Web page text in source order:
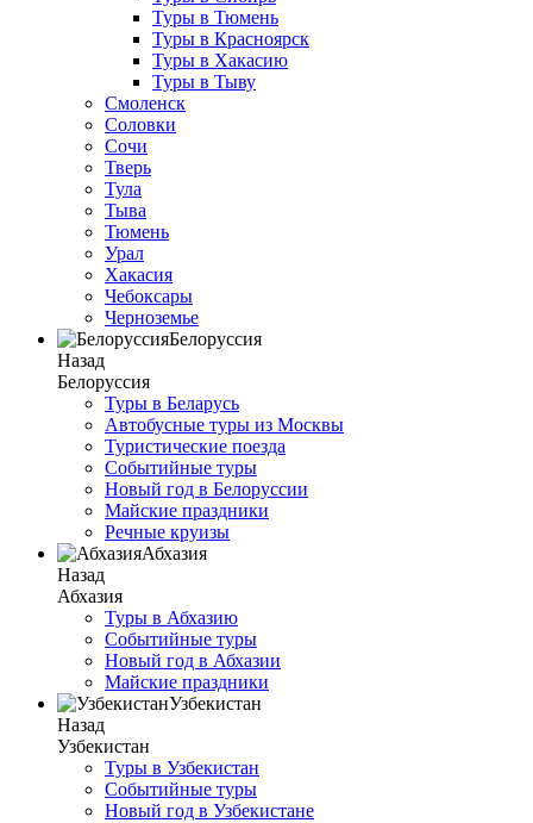
Туры в Тюмень
Туры в Красноярск
Туры в Хакасию
Туры в Тыву
Смоленск
Соловки
Сочи
Тверь
Тула
Тыва
Тюмень
Урал
Хакасия
Чебоксары
Черноземье
Белоруссия
Назад
Белоруссия
Туры в Беларусь
Автобусные туры из Москвы
Туристические поезда
Событийные туры
Новый год в Белоруссии
Майские праздники
Речные круизы
Абхазия
Назад
Абхазия
Туры в Абхазию
Событийные туры
Новый год в Абхазии
Майские праздники
Узбекистан
Назад
Узбекистан
Туры в Узбекистан
Событийные туры
Новый год в Узбекистане